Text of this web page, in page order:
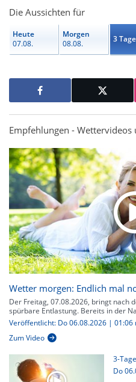
Die Aussichten für
Heute
07.08.
Morgen
08.08.
3 Tage
Empfehlungen -
Wetter morgen: Endlich mal
Der Freitag, 07.08.2026, bringt nach
spürbare Entlastung. Bereits in der
Veröffentlicht: Do 06.08.2026 | 01:06
Zum Video
3-
Do